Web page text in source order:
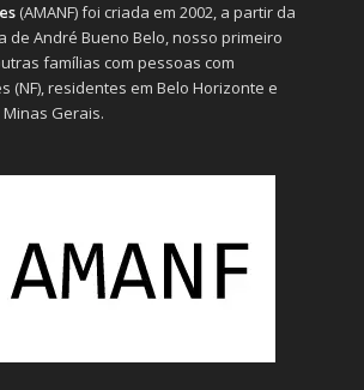
(AMANF) foi criada em 2002, a partir da
de André Bueno Belo, nosso primeiro
famílias com pessoas com
(NF), residentes em Belo Horizonte e
Gerais.